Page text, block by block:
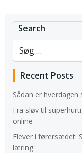
Search
Recent Posts
Sådan er
Fra sløv til
online
Elever i førersædet:
læring